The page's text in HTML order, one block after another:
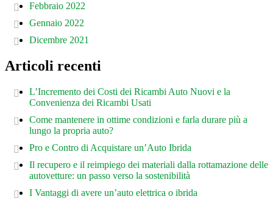
Febbraio 2022
Gennaio 2022
Dicembre 2021
Articoli recenti
L’Incremento dei Costi dei Ricambi Auto Nuovi e la
Convenienza dei Ricambi Usati
Come mantenere in ottime condizioni e farla durare più a
lungo la propria auto?
Pro e Contro di Acquistare un’Auto Ibrida
Il recupero e il reimpiego dei materiali dalla rottamazione delle
autovetture: un passo verso la sostenibilità
I Vantaggi di avere un’auto elettrica o ibrida